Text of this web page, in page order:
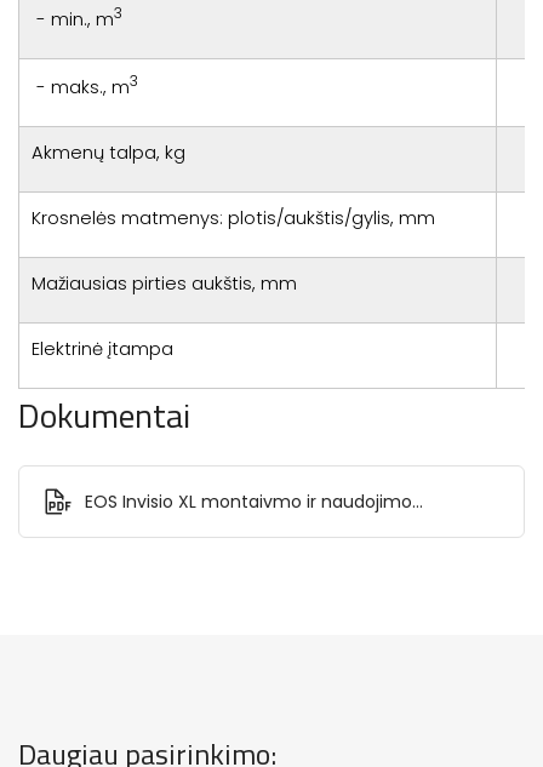
- min., m3
- maks., m3
Akmenų talpa, kg
Krosnelės matmenys: plotis/aukštis/gylis, mm
Mažiausias pirties aukštis, mm
Elektrinė įtampa
Dokumentai
EOS Invisio XL montaivmo ir naudojimo
Daugiau pasirinkimo: